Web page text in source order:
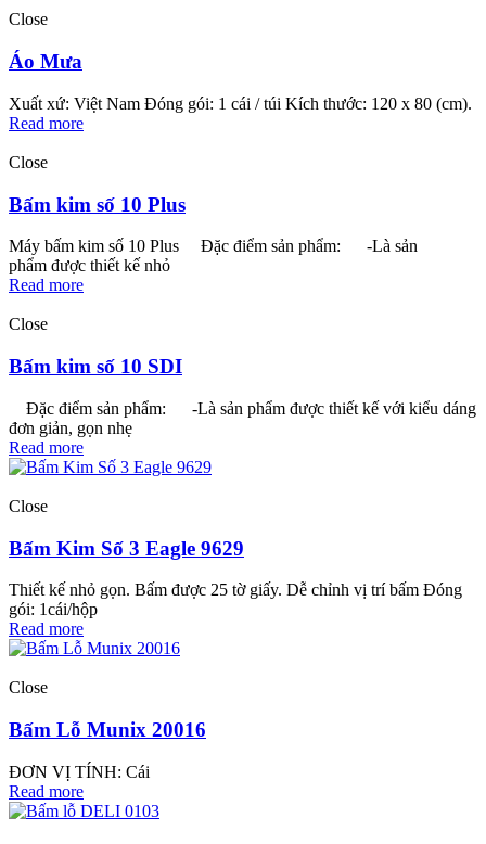
Close
Áo Mưa
Xuất xứ: Việt Nam Đóng gói: 1 cái / túi Kích thước: 120 x 80 (cm).
Read more
Close
Bấm kim số 10 Plus
Máy bấm kim số 10 Plus Đặc điểm sản phẩm: -Là sản
phẩm được thiết kế nhỏ
Read more
Close
Bấm kim số 10 SDI
Đặc điểm sản phẩm: -Là sản phẩm được thiết kế với kiểu dáng
đơn giản, gọn nhẹ
Read more
Close
Bấm Kim Số 3 Eagle 9629
Thiết kế nhỏ gọn. Bấm được 25 tờ giấy. Dễ chỉnh vị trí bấm Đóng
gói: 1cái/hộp
Read more
Close
Bấm Lỗ Munix 20016
ĐƠN VỊ TÍNH: Cái
Read more